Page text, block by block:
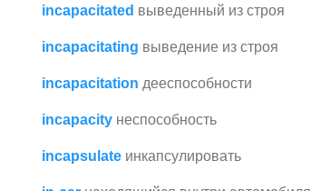
incapacitated выведенный из строя
incapacitating выведение из строя
incapacitation дееспособности
incapacity неспособность
incapsulate инкапсулировать